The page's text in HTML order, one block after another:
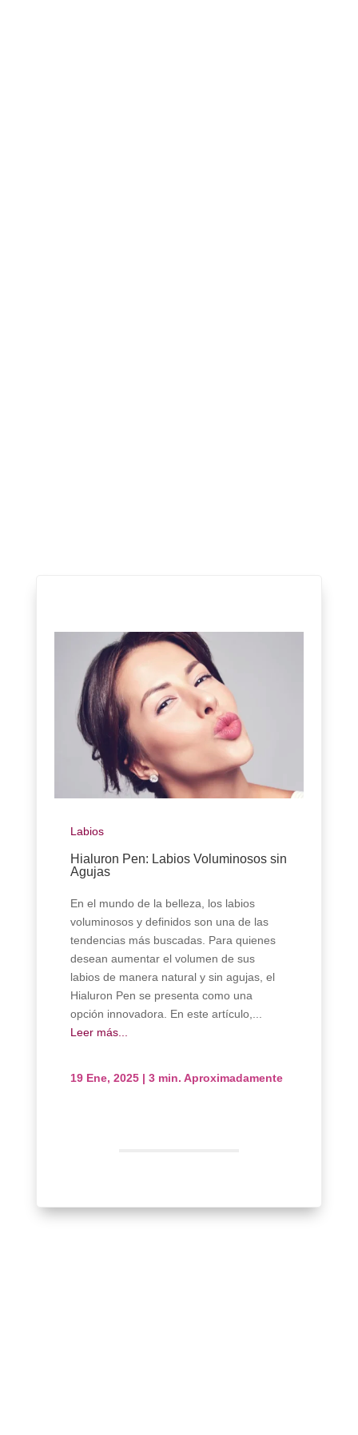
Labios
Hialuron Pen: Labios Voluminosos sin
Agujas
En el mundo de la belleza, los labios
voluminosos y definidos son una de las
tendencias más buscadas. Para quienes
desean aumentar el volumen de sus
labios de manera natural y sin agujas, el
Hialuron Pen se presenta como una
opción innovadora. En este artículo,...
Leer más...
19 Ene, 2025 |3 min. Aproximadamente